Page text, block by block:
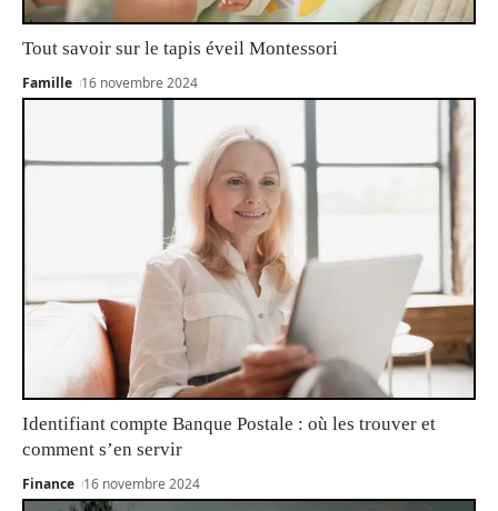
Tout savoir sur le tapis éveil Montessori
Famille 16 novembre 2024
Identifiant compte Banque Postale : où les trouver et
comment s’en servir
Finance 16 novembre 2024